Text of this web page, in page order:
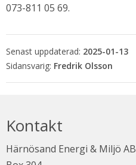
073-811 05 69.
Senast uppdaterad: 2025-01-13
Fredrik Olsson
Kontakt
Härnösand Energi & Miljö AB